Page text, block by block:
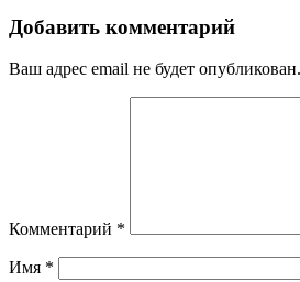
записям
Добавить комментарий
Ваш адрес email не будет опубликован.
Комментарий *
Имя *